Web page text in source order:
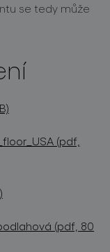
se tedy může
(pdf,
(pdf, 80